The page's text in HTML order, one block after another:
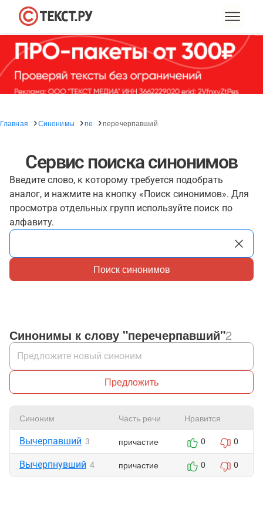
Главная Синонимы пе перечерпавший
Сервис поиска синонимов
Введите слово, к которому требуется подобрать
аналог, и нажмите на кнопку «Поиск синонимов». Для
просмотра отдельных групп используйте поиск по
алфавиту.
Поиск синонимов
Синонимы к слову "перечерпавший"2
Предложить
Синоним Часть речи Нравится
Вычерпавший 3 причастие 0 0
Вычерпнувший 4 причастие 0 0